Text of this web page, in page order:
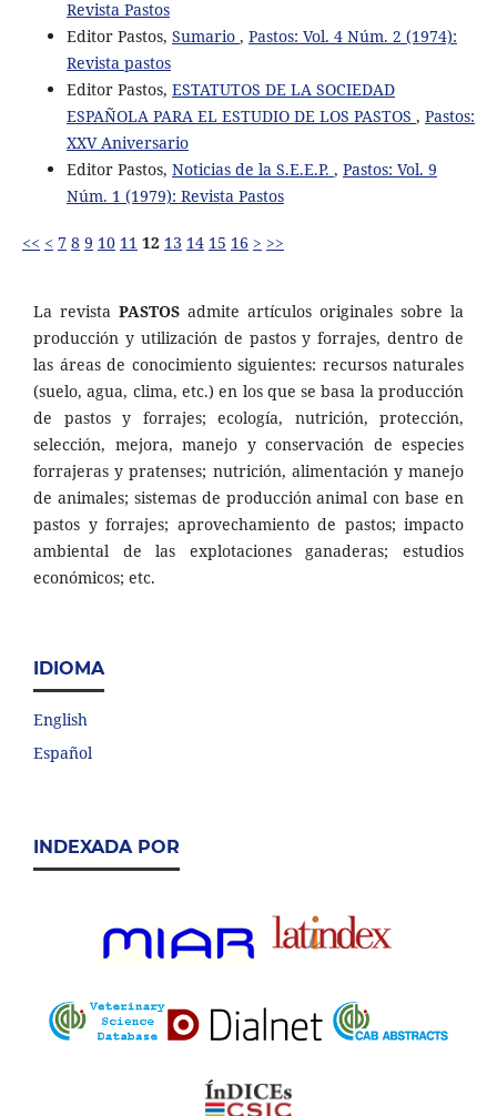
Revista Pastos
Editor Pastos, Sumario , Pastos: Vol. 4 Núm. 2 (1974):
Revista pastos
Editor Pastos, ESTATUTOS DE LA SOCIEDAD
ESPAÑOLA PARA EL ESTUDIO DE LOS PASTOS , Pastos:
XXV Aniversario
Editor Pastos, Noticias de la S.E.E.P. , Pastos: Vol. 9
Núm. 1 (1979): Revista Pastos
<< < 7 8 9 10 11 12 13 14 15 16 > >>
La revista PASTOS admite artículos originales sobre la
producción y utilización de pastos y forrajes, dentro de
las áreas de conocimiento siguientes: recursos naturales
(suelo, agua, clima, etc.) en los que se basa la producción
de pastos y forrajes; ecología, nutrición, protección,
selección, mejora, manejo y conservación de especies
forrajeras y pratenses; nutrición, alimentación y manejo
de animales; sistemas de producción animal con base en
pastos y forrajes; aprovechamiento de pastos; impacto
ambiental de las explotaciones ganaderas; estudios
económicos; etc.
IDIOMA
English
Español
INDEXADA POR